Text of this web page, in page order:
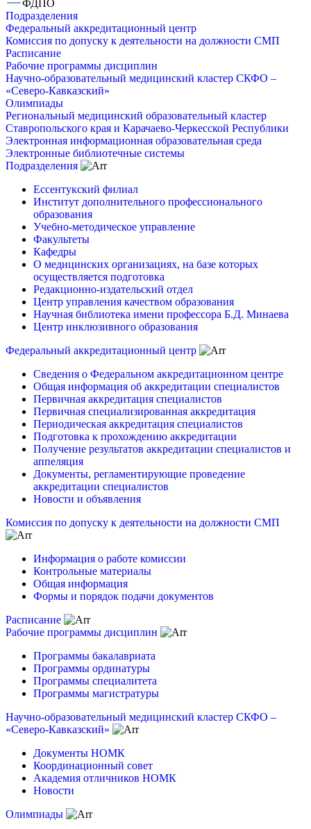
ФДПО
Подразделения
Федеральный аккредитационный центр
Комиссия по допуску к деятельности на должности СМП
Расписание
Рабочие программы дисциплин
Научно-образовательный медицинский кластер СКФО –
«Северо-Кавказский»
Олимпиады
Региональный медицинский образовательный кластер
Ставропольского края и Карачаево-Черкесской Республики
Электронная информационная образовательная среда
Электронные библиотечные системы
Подразделения
Ессентукский филиал
Институт дополнительного профессионального
образования
Учебно-методическое управление
Факультеты
Кафедры
О медицинских организациях, на базе которых
осуществляется подготовка
Редакционно-издательский отдел
Центр управления качеством образования
Научная библиотека имени профессора Б.Д. Минаева
Центр инклюзивного образования
Федеральный аккредитационный центр
Сведения о Федеральном аккредитационном центре
Общая информация об аккредитации специалистов
Первичная аккредитация специалистов
Первичная специализированная аккредитация
Периодическая аккредитация специалистов
Подготовка к прохождению аккредитации
Получение результатов аккредитации специалистов и
аппеляция
Документы, регламентирующие проведение
аккредитации специалистов
Новости и объявления
Комиссия по допуску к деятельности на должности СМП
Информация о работе комиссии
Контрольные материалы
Общая информация
Формы и порядок подачи документов
Расписание
Рабочие программы дисциплин
Программы бакалавриата
Программы ординатуры
Программы специалитета
Программы магистратуры
Научно-образовательный медицинский кластер СКФО –
«Северо-Кавказский»
Документы НОМК
Координационный совет
Академия отличников НОМК
Новости
Олимпиады